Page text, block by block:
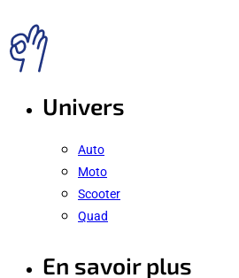
Univers
Auto
Moto
Scooter
Quad
En savoir plus